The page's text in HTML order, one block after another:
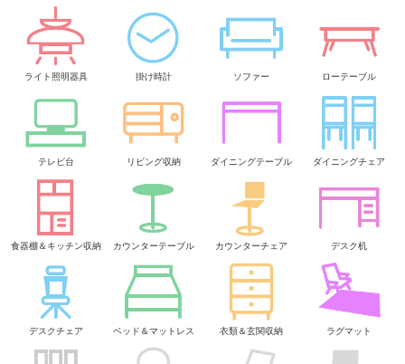
ライト照明器具 掛け時計 ソファー ローテーブル
テレビ台 リビング収納 ダイニングテーブル ダイニングチェア
食器棚＆キッチン収納 カウンターテーブル カウンターチェア デスク机
デスクチェア ベッド＆マットレス 衣類＆玄関収納 ラグマット